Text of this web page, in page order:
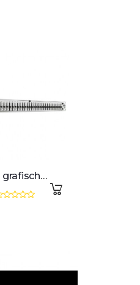
DBX 131S grafischer 1x 31-Band EQ